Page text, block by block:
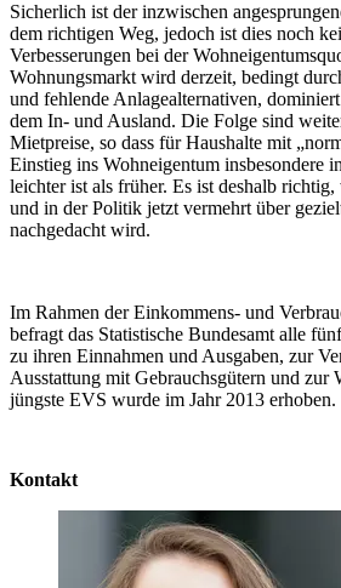
Sicherlich ist der inzwischen
dem richtigen Weg, jedoch ist dies noch
Verbesserungen bei der
Wohnungsmarkt wird derzeit, bedingt
und fehlende Anlagealternativen,
dem In- und Ausland. Die Folge sind
Mietpreise, so dass für Haushalte mit
Einstieg ins Wohn­eigentum insbesondere
leichter ist als früher. Es ist deshalb
und in der Politik jetzt vermehrt über
nachgedacht wird.
Im Rahmen der Einkommens- und
befragt das Statistische Bun­desamt alle
zu ihren Einnahmen und Ausgaben, zur
Ausstattung mit Gebrauchsgütern und zur
jüngste EVS wurde im Jahr 2013 erhoben.
Kontakt